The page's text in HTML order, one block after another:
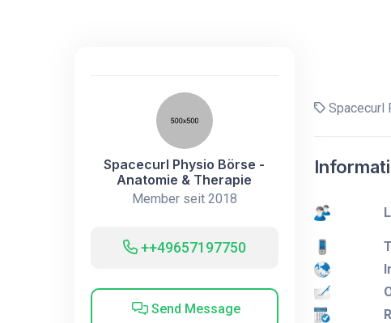
Spacecurl Physio Börse -
Anatomie & Therapie
Member seit 2018
++49657197750
Send Message
Spacecurl